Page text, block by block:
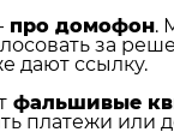
про домофон.
за
дают ссылку.
фальшивые
платежи или